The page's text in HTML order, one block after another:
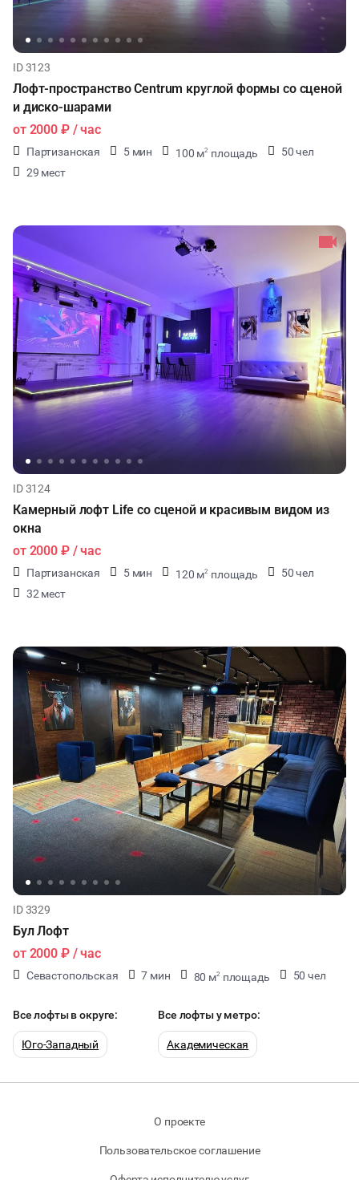
ID 3123
Лофт-пространство Centrum круглой формы со сценой
и диско-шарами
от 2000 ₽/ час
Партизанская 5 мин 100 м2 площадь
50 чел
29 мест
ID 3124
Камерный лофт Life со сценой и красивым видом из
окна
от 2000 ₽/ час
Партизанская 5 мин 120 м2 площадь
50 чел
32 мест
ID 3329
Бул Лофт
от 2000 ₽/ час
Севастопольская 7 мин 80 м2 площадь
50 чел
Все лофты в округе:
Юго-Западный
Все лофты у метро:
Академическая
О проекте
Пользовательское соглашение